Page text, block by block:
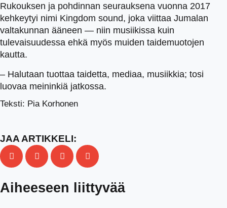
Rukouksen ja pohdinnan seurauksena vuonna 2017
kehkeytyi nimi Kingdom sound, joka viittaa Jumalan
valtakunnan ääneen — niin musiikissa kuin
tulevaisuudessa ehkä myös muiden taidemuotojen
kautta.
– Halutaan tuottaa taidetta, mediaa, musiikkia; tosi
luovaa meininkiä jatkossa.
Teksti: Pia Korhonen
JAA ARTIKKELI:
Aiheeseen liittyvää